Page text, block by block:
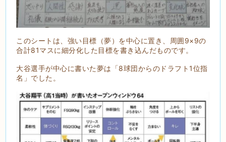
このシートは、強い目標（夢）を中心に置き、周囲9×9の
合計81マスに細分化した目標を書き込んだものです。
大谷選手が中心に書いた夢は「8球団からのドラフト1位指
名」でした。